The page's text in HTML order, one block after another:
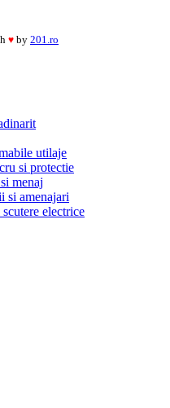
♥ by 201.ro
utilaje
si protectie
menaj
si amenajari
electrice